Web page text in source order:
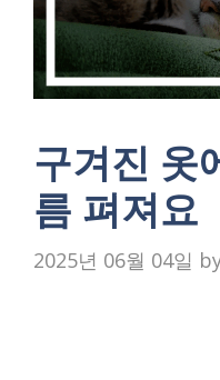
구겨진 옷
름 펴져요
2025년 06월 04일